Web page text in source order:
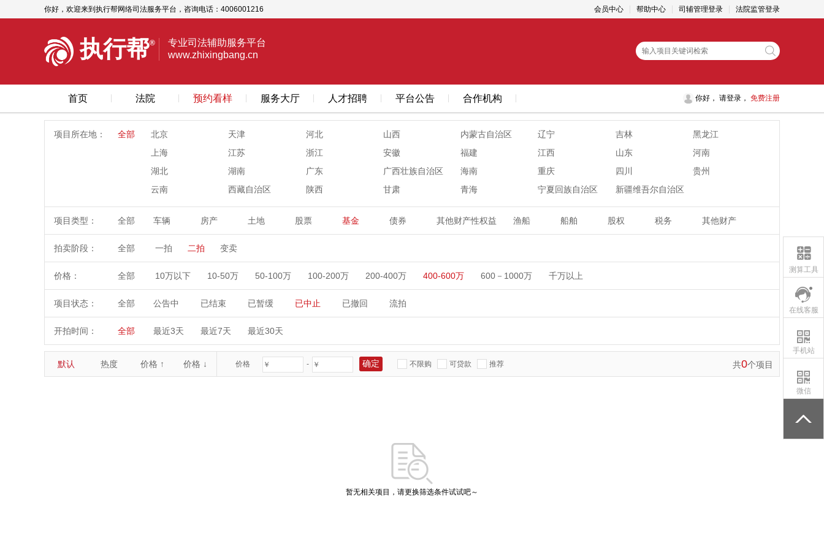
你好，欢迎来到执行帮网络司法服务平台，咨询电话：4006001216‬ 会员中心 帮助中心 司辅管理登录 法院监管登录
执行帮®
专业司法辅助服务平台
www.zhixingbang.cn
首页 法院 预约看样 服务大厅 人才招聘 平台公告 合作机构 你好， 请登录， 免费注册
项目所在地： 全部 北京 天津 河北 山西 内蒙古自治区 辽宁 吉林
黑龙江
上海
江苏 浙江 安徽 福建 江西 山东
河南
湖北
湖南 广东 广西壮族自治区 海南 重庆 四川
贵州
云南
西藏自治区 陕西 甘肃 青海 宁夏回族自治区 新疆维吾尔自治区
项目类型： 全部 车辆 房产 土地 股票 基金 债券 其他财产性权益 渔船 船舶 股权 税务 其他财产
拍卖阶段： 全部 一拍 二拍 变卖
价格： 全部 10万以下 10-50万 50-100万 100-200万 200-400万 400-600万 600－1000万 千万以上
项目状态： 全部 公告中 已结束 已暂缓 已中止 已撤回 流拍
开拍时间： 全部 最近3天 最近7天 最近30天
默认 热度 价格 ↑ 价格 ↓ 价格 ￥ - ￥ 不限购 可贷款 推荐 共0个项目
暂无相关项目，请更换筛选条件试试吧～
测算工具
在线客服
手机站
微信